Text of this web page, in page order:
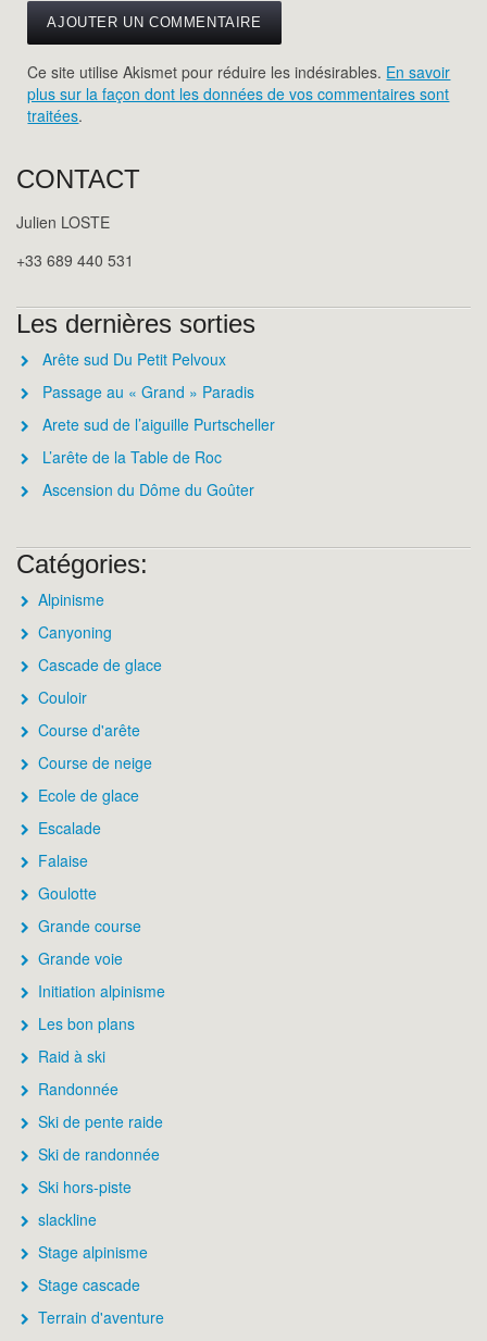
Ce site utilise Akismet pour réduire les indésirables. En savoir
plus sur la façon dont les données de vos commentaires sont
traitées.
CONTACT
Julien LOSTE
+33 689 440 531
Les dernières sorties
Arête sud Du Petit Pelvoux
Passage au « Grand » Paradis
Arete sud de l’aiguille Purtscheller
L’arête de la Table de Roc
Ascension du Dôme du Goûter
Catégories:
Alpinisme
Canyoning
Cascade de glace
Couloir
Course d'arête
Course de neige
Ecole de glace
Escalade
Falaise
Goulotte
Grande course
Grande voie
Initiation alpinisme
Les bon plans
Raid à ski
Randonnée
Ski de pente raide
Ski de randonnée
Ski hors-piste
slackline
Stage alpinisme
Stage cascade
Terrain d'aventure